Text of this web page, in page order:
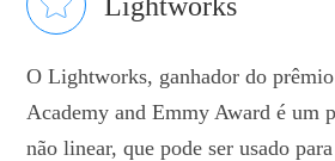
O Lightworks, ganhador do prêmio
Academy and Emmy Award é um
não linear, que pode ser usado